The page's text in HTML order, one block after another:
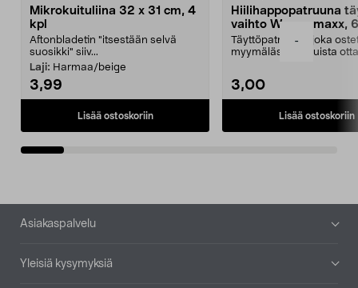
-
Mikrokuituliina 32 x 31 cm, 4
kpl
Aftonbladetin "itsestään selvä
suosikki" siiv...
Laji: Harmaa/beige
3,99
Lisää ostoskoriin
Hiilihappopatruuna
vaihto Wassermaxx,
Täyttöpatruuna, joka
myymälästä – muista
3,00
Lisää ostoskoriin
Alatunniste
Asiakaspalvelu
Yleisiä kysymyksiä